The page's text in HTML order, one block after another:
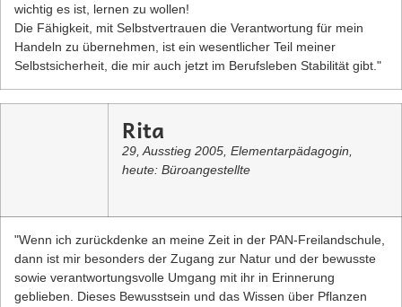
wichtig es ist, lernen zu wollen!
Die Fähigkeit, mit Selbstvertrauen die Verantwortung für mein
Handeln zu übernehmen, ist ein wesentlicher Teil meiner
Selbstsicherheit, die mir auch jetzt im Berufsleben Stabilität gibt."
Rita
29, Ausstieg 2005, Elementarpädagogin,
heute: Büroangestellte
"Wenn ich zurückdenke an meine Zeit in der PAN-Freilandschule,
dann ist mir besonders der Zugang zur Natur und der bewusste
sowie verantwortungsvolle Umgang mit ihr in Erinnerung
geblieben. Dieses Bewusstsein und das Wissen über Pflanzen